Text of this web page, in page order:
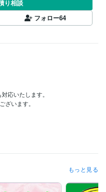
り相談
フォロー64
応いたします。
もっと見る